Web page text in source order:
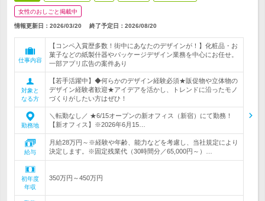
女性のおしごと掲載中
情報更新日：2026/03/20 終了予定日： 2026/08/20
仕事内容
【コンペ入賞歴多数！街中にあなたのデザインが！】化粧品・お
菓子などの紙製什器やパッケージデザイン業務を中心にお任せ。
一部アプリ広告の案件あり
対象と
なる方
【若手活躍中】◆何らかのデザイン経験必須★販促物や立体物の
デザイン経験者歓迎★アイデアを活かし、トレンドに沿ったモノ
づくりがしたい方はぜひ！
勤務地
＼転勤なし／ ★6/15オープンの新オフィス（新宿）にて勤務！
【新オフィス】※2026年6月15…
給与
月給28万円～※経験や年齢、能力などを考慮し、当社規定により
決定します。※固定残業代（30時間分／65,000円～）…
初年度
年収
350万円～450万円